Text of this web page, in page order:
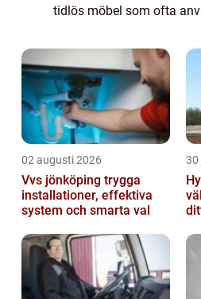
tidlös möbel som ofta
skönhet och hållbarhet
02 augusti 2026
Vvs jönköping trygga
installationer, effektiva
system och smarta val
30